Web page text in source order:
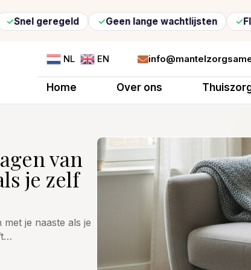
Geen lange wachtlijsten Flexibele
NL EN 
Home Over ons
van
je zelf
je naaste als je